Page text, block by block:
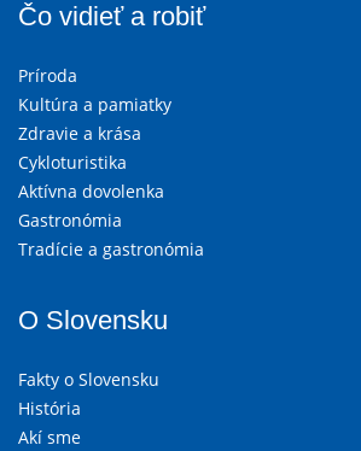
Čo vidieť a robiť
Príroda
Kultúra a pamiatky
Zdravie a krása
Cykloturistika
Aktívna dovolenka
Gastronómia
Tradície a gastronómia
O Slovensku
Fakty o Slovensku
História
Akí sme